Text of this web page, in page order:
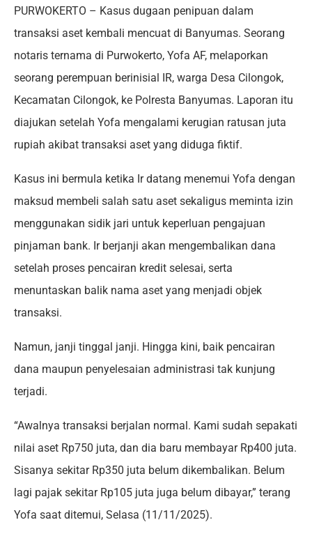
PURWOKERTO – Kasus dugaan penipuan dalam
transaksi aset kembali mencuat di Banyumas. Seorang
notaris ternama di Purwokerto, Yofa AF, melaporkan
seorang perempuan berinisial IR, warga Desa Cilongok,
Kecamatan Cilongok, ke Polresta Banyumas. Laporan itu
diajukan setelah Yofa mengalami kerugian ratusan juta
rupiah akibat transaksi aset yang diduga fiktif.
Kasus ini bermula ketika Ir datang menemui Yofa dengan
maksud membeli salah satu aset sekaligus meminta izin
menggunakan sidik jari untuk keperluan pengajuan
pinjaman bank. Ir berjanji akan mengembalikan dana
setelah proses pencairan kredit selesai, serta
menuntaskan balik nama aset yang menjadi objek
transaksi.
Namun, janji tinggal janji. Hingga kini, baik pencairan
dana maupun penyelesaian administrasi tak kunjung
terjadi.
“Awalnya transaksi berjalan normal. Kami sudah sepakati
nilai aset Rp750 juta, dan dia baru membayar Rp400 juta.
Sisanya sekitar Rp350 juta belum dikembalikan. Belum
lagi pajak sekitar Rp105 juta juga belum dibayar,” terang
Yofa saat ditemui, Selasa (11/11/2025).